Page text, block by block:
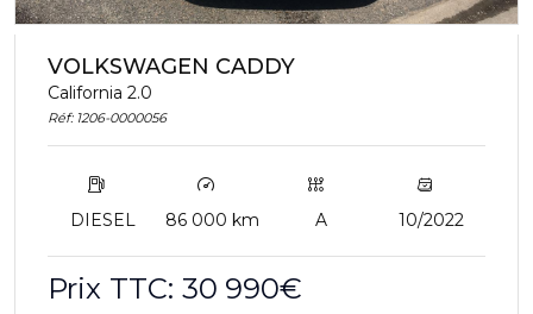
VOLKSWAGEN CADDY
California 2.0
Réf: 1206-0000056
DIESEL 86 000 km A 10/2022
Prix TTC: 30 990€